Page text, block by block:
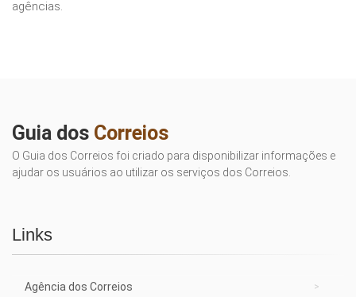
agências.
Guia dos Correios
O Guia dos Correios foi criado para disponibilizar informações e
ajudar os usuários ao utilizar os serviços dos Correios.
Links
Agência dos Correios